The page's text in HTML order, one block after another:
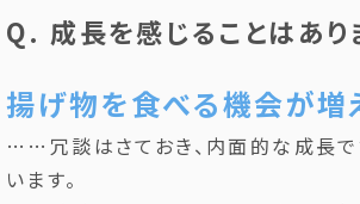
Q. 成長を感じることはあり
揚げ物を食べる機会が増
……冗談はさておき、内面的な成長で
います。